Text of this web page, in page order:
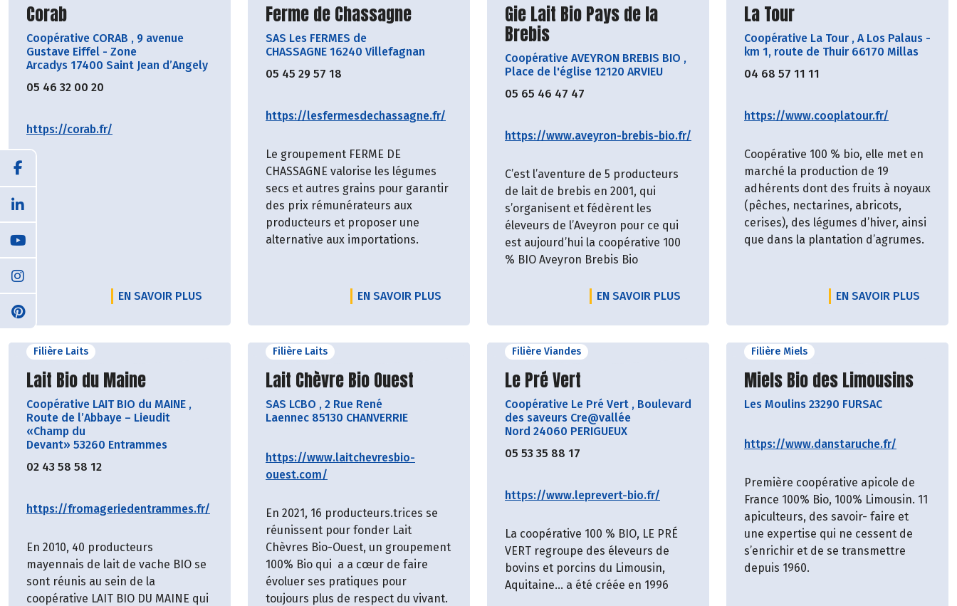
Découvrir le producteur
Corab
Coopérative CORAB , 9 avenue
Gustave Eiffel - Zone
Arcadys 17400 Saint Jean d’Angely
05 46 32 00 20
https://corab.fr/
EN SAVOIR PLUS
Découvrir le producteur
Ferme de Chassagne
SAS Les FERMES de
CHASSAGNE 16240 Villefagnan
05 45 29 57 18
https://lesfermesdechassagne.fr/
Le groupement FERME DE
CHASSAGNE valorise les légumes
secs et autres grains pour garantir
des prix rémunérateurs aux
producteurs et proposer une
alternative aux importations.
EN SAVOIR PLUS
Découvrir le producteur
Gie Lait Bio Pays de la
Brebis
Coopérative AVEYRON BREBIS BIO ,
Place de l'église 12120 ARVIEU
05 65 46 47 47
https://www.aveyron-brebis-bio.fr/
C’est l’aventure de 5 producteurs
de lait de brebis en 2001, qui
s’organisent et fédèrent les
éleveurs de l’Aveyron pour ce qui
est aujourd’hui la coopérative 100
% BIO Aveyron Brebis Bio
EN SAVOIR PLUS
Découvrir le producteur
La Tour
Coopérative La Tour , A Los Palaus -
km 1, route de Thuir 66170 Millas
04 68 57 11 11
https://www.cooplatour.fr/
Coopérative 100 % bio, elle met en
marché la production de 19
adhérents dont des fruits à noyaux
(pêches, nectarines, abricots,
cerises), des légumes d’hiver, ainsi
que dans la plantation d’agrumes.
EN SAVOIR PLUS
Filière Laits
Découvrir le producteur
Lait Bio du Maine
Coopérative LAIT BIO du MAINE ,
Route de l’Abbaye – Lieudit
«Champ du
Devant» 53260 Entrammes
02 43 58 58 12
https://fromageriedentrammes.fr/
En 2010, 40 producteurs
mayennais de lait de vache BIO se
sont réunis au sein de la
coopérative LAIT BIO DU MAINE qui
Filière Laits
Découvrir le producteur
Lait Chèvre Bio Ouest
SAS LCBO , 2 Rue René
Laennec 85130 CHANVERRIE
https://www.laitchevresbio-
ouest.com/
En 2021, 16 producteurs.trices se
réunissent pour fonder Lait
Chèvres Bio-Ouest, un groupement
100% Bio qui a a cœur de faire
évoluer ses pratiques pour
toujours plus de respect du vivant.
Filière Viandes
Découvrir le producteur
Le Pré Vert
Coopérative Le Pré Vert , Boulevard
des saveurs Cre@vallée
Nord 24060 PERIGUEUX
05 53 35 88 17
https://www.leprevert-bio.fr/
La coopérative 100 % BIO, LE PRÉ
VERT regroupe des éleveurs de
bovins et porcins du Limousin,
Aquitaine… a été créée en 1996
Filière Miels
Découvrir le producteur
Miels Bio des Limousins
Les Moulins 23290 FURSAC
https://www.danstaruche.fr/
Première coopérative apicole de
France 100% Bio, 100% Limousin. 11
apiculteurs, des savoir- faire et
une expertise qui ne cessent de
s’enrichir et de se transmettre
depuis 1960.